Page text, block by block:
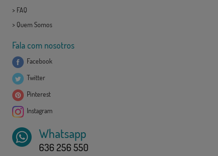
> FAQ
> Quem Somos
Fala com nosotros
Facebook
Twitter
Pinterest
Instagram
Whatsapp
636 256 550